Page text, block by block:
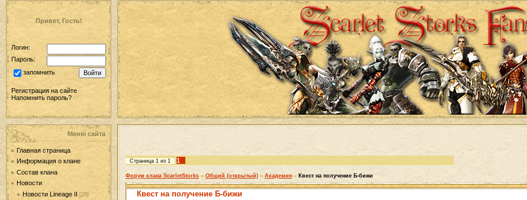
Привет, Гость!
Логин:
Пароль:
запомнить
Регистрация на сайте
Напомнить пароль?
Меню сайта
Главная страница
Информация о клане
Состав клана
Новости
Новости Lineage II [25]
Страница 1 из 1 1
Форум клана ScarletStorks » Общий (открытый) » Академия » Квест на получение Б-бижи
Квест на получение Б-бижи